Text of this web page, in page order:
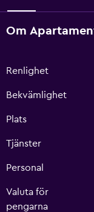
Om
Renlighet
Bekvämlighet
Plats
Tjänster
Personal
Valuta för
pengarna